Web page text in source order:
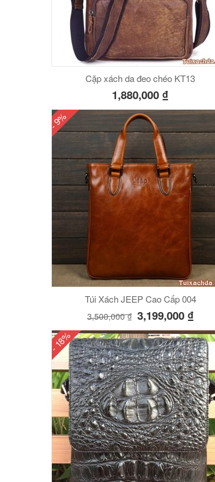
Cặp xách da đeo chéo KT13
1,880,000 ₫
- 9%
Túi Xách JEEP Cao Cấp 004
3,500,000₫ 3,199,000 ₫
- 18%